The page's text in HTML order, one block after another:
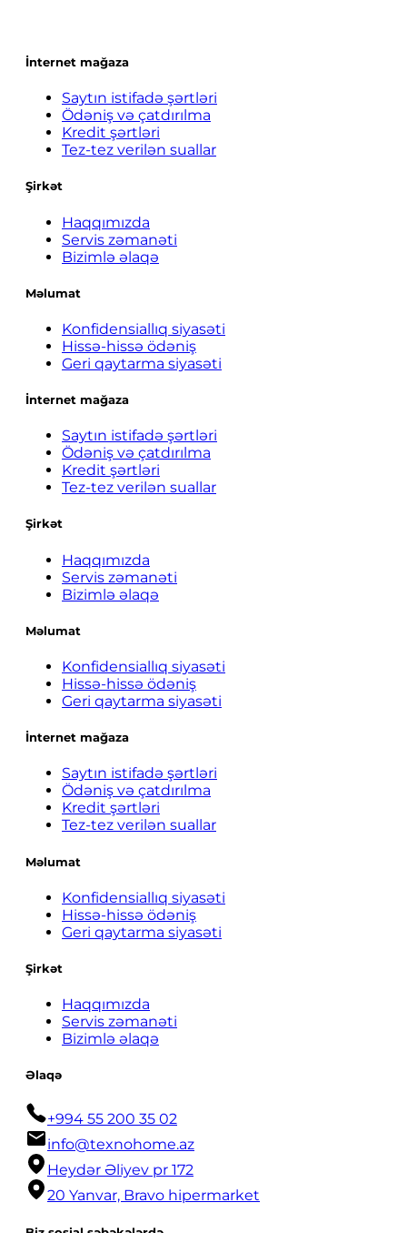
İnternet mağaza
Saytın istifadə şərtləri
Ödəniş və çatdırılma
Kredit şərtləri
Tez-tez verilən suallar
Şirkət
Haqqımızda
Servis zəmanəti
Bizimlə əlaqə
Məlumat
Konfidensiallıq siyasəti
Hissə-hissə ödəniş
Geri qaytarma siyasəti
İnternet mağaza
Saytın istifadə şərtləri
Ödəniş və çatdırılma
Kredit şərtləri
Tez-tez verilən suallar
Şirkət
Haqqımızda
Servis zəmanəti
Bizimlə əlaqə
Məlumat
Konfidensiallıq siyasəti
Hissə-hissə ödəniş
Geri qaytarma siyasəti
İnternet mağaza
Saytın istifadə şərtləri
Ödəniş və çatdırılma
Kredit şərtləri
Tez-tez verilən suallar
Məlumat
Konfidensiallıq siyasəti
Hissə-hissə ödəniş
Geri qaytarma siyasəti
Şirkət
Haqqımızda
Servis zəmanəti
Bizimlə əlaqə
Əlaqə
+994 55 200 35 02
info@texnohome.az
Heydər Əliyev pr 172
20 Yanvar, Bravo hipermarket